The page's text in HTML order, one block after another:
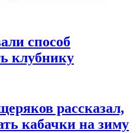
способ
клубнику
рассказал,
кабачки на зиму